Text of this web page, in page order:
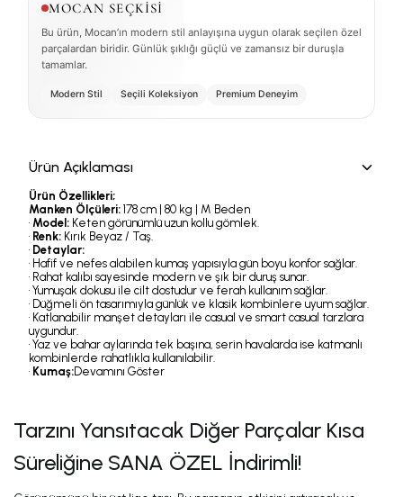
MOCAN SEÇKİSİ
Bu ürün, Mocan’ın modern stil anlayışına uygun olarak seçilen özel
parçalardan biridir. Günlük şıklığı güçlü ve zamansız bir duruşla
tamamlar.
Modern Stil Seçili Koleksiyon Premium Deneyim
Ürün Açıklaması
Ürün Özellikleri;
Manken Ölçüleri: 178 cm | 80 kg | M Beden
• Model: Keten görünümlü uzun kollu gömlek.
• Renk: Kırık Beyaz / Taş.
• Detaylar:
• Hafif ve nefes alabilen kumaş yapısıyla gün boyu konfor sağlar.
• Rahat kalıbı sayesinde modern ve şık bir duruş sunar.
• Yumuşak dokusu ile cilt dostudur ve ferah kullanım sağlar.
• Düğmeli ön tasarımıyla günlük ve klasik kombinlere uyum sağlar.
• Katlanabilir manşet detayları ile casual ve smart casual tarzlara
uygundur.
• Yaz ve bahar aylarında tek başına, serin havalarda ise katmanlı
kombinlerde rahatlıkla kullanılabilir.
• Kumaş:Devamını Göster
Tarzını Yansıtacak Diğer Parçalar Kısa
Süreliğine SANA ÖZEL İndirimli!